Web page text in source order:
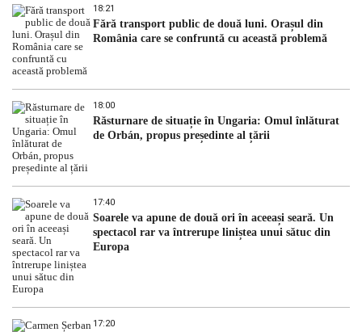
18:21
Fără transport public de două luni. Orașul din
România care se confruntă cu această problemă
18:00
Răsturnare de situație în Ungaria: Omul înlăturat
de Orbán, propus președinte al țării
17:40
Soarele va apune de două ori în aceeași seară. Un
spectacol rar va întrerupe liniștea unui sătuc din
Europa
17:20